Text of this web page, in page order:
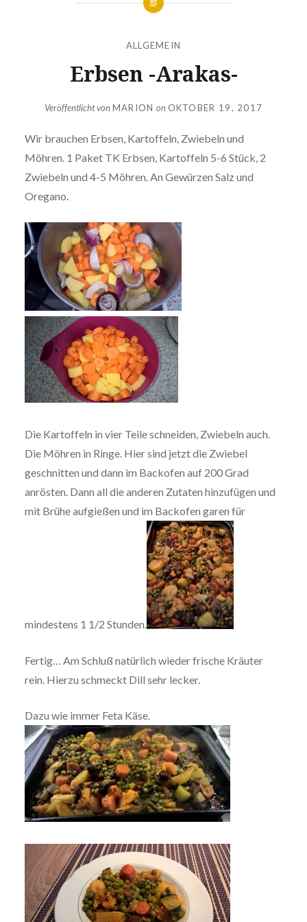
ALLGEMEIN
Erbsen -Arakas-
Veröffentlicht vonMARION on OKTOBER 19, 2017
Wir brauchen Erbsen, Kartoffeln, Zwiebeln und
Möhren. 1 Paket TK Erbsen, Kartoffeln 5-6 Stück, 2
Zwiebeln und 4-5 Möhren. An Gewürzen Salz und
Oregano.
Die Kartoffeln in vier Teile schneiden, Zwiebeln auch.
Die Möhren in Ringe. Hier sind jetzt die Zwiebel
geschnitten und dann im Backofen auf 200 Grad
anrösten. Dann all die anderen Zutaten hinzufügen und
mit Brühe aufgießen und im Backofen garen für
mindestens 1 1/2 Stunden.
Fertig… Am Schluß natürlich wieder frische Kräuter
rein. Hierzu schmeckt Dill sehr lecker.
Dazu wie immer Feta Käse.